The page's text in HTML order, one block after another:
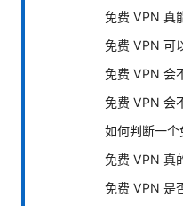
免费 VPN 真
免费 VPN 可
免费 VPN 会
免费 VPN 会
如何判断一个
免费 VPN 真
免费 VPN 是